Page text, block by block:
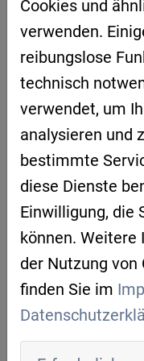
Valerie Horn,
BAIOSPHERE
Agentur
Das Format
bereits erste
gesammelt
unkomplizierten
beim
stehen
man achten
oder „KI-
Cookies und
verwenden.
reibungslose
technisch
verwendet, um
analysieren und
bestimmte
diese Dienste
Einwilligung, die
können. Weitere
der Nutzung von
finden Sie im